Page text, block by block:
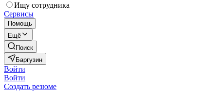
Ищу сотрудника
Сервисы
Помощь
Ещё
Поиск
Баргузин
Войти
Войти
Создать резюме